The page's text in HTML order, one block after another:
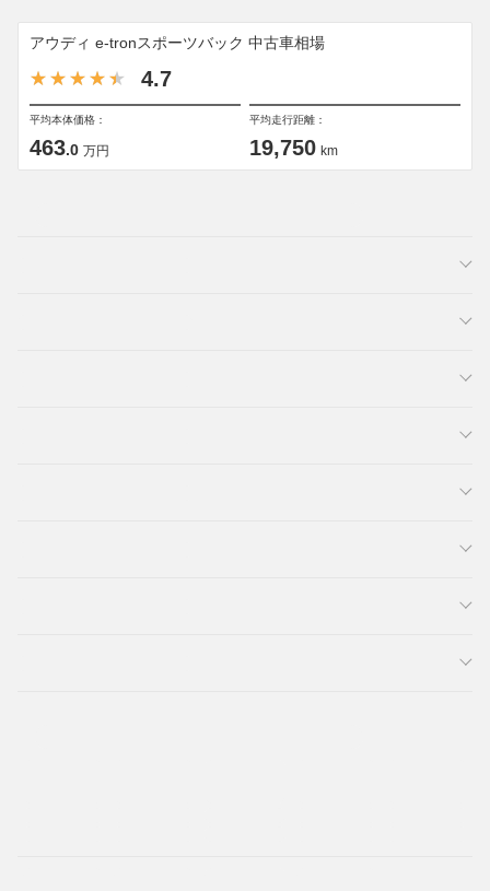
アウディ e-tronスポーツバック 中古車相場
4.7
平均本体価格：
463.0 万円
平均走行距離：
19,750 km